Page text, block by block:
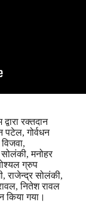
रक्तदान
गोर्वधन
मनोहर
ग्रुप
सोलंकी,
नितेश रावल
किया गया।